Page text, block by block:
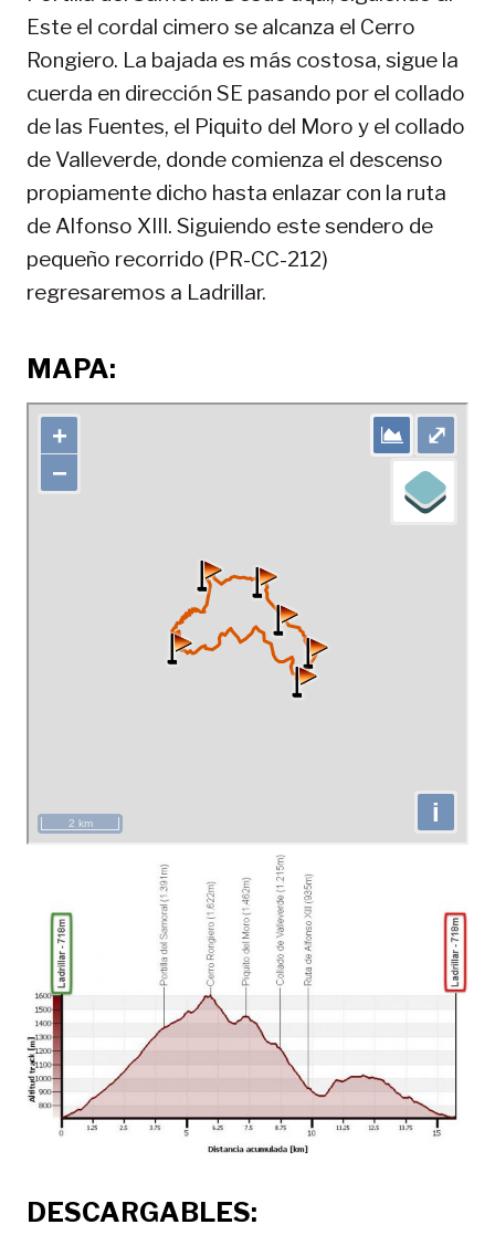
Este el cordal cimero se alcanza el Cerro
Rongiero. La bajada es más costosa, sigue la
cuerda en dirección SE pasando por el collado
de las Fuentes, el Piquito del Moro y el collado
de Valleverde, donde comienza el descenso
propiamente dicho hasta enlazar con la ruta
de Alfonso XIII. Siguiendo este sendero de
pequeño recorrido (PR-CC-212)
regresaremos a Ladrillar.
MAPA:
DESCARGABLES: